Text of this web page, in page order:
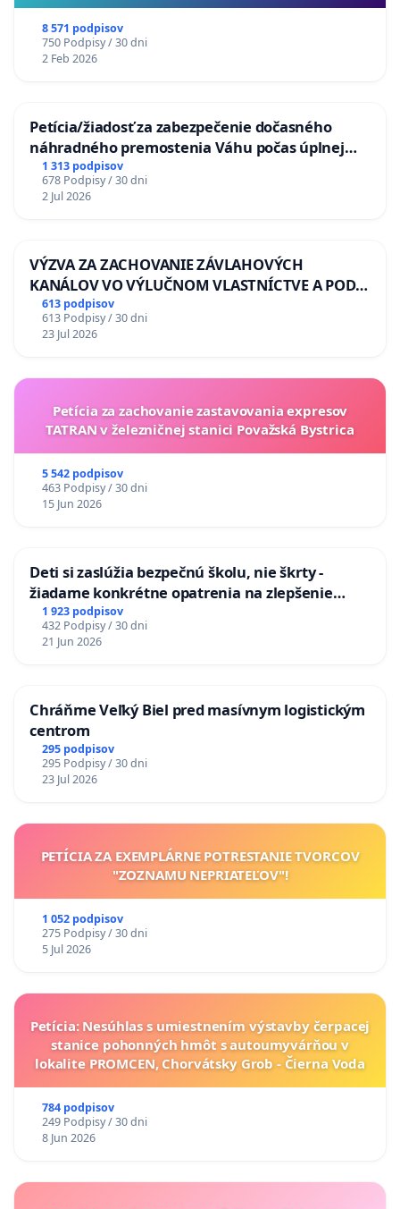
8 571 podpisov
750 Podpisy / 30 dni
2 Feb 2026
Petícia/žiadosť za zabezpečenie dočasného
náhradného premostenia Váhu počas úplnej
uzávery Vážskeho mosta v Komárne
1 313 podpisov
678 Podpisy / 30 dni
2 Jul 2026
VÝZVA ZA ZACHOVANIE ZÁVLAHOVÝCH
KANÁLOV VO VÝLUČNOM VLASTNÍCTVE A POD
KONTROLOU SLOVENSKEJ REPUBLIKY & žiadosť
na riešenie zanedbaného stavu závlahových a
odvodňovacích kanálov na Slovensku
613 podpisov
613 Podpisy / 30 dni
23 Jul 2026
Petícia za zachovanie zastavovania expresov
TATRAN v železničnej stanici Považská Bystrica
5 542 podpisov
463 Podpisy / 30 dni
15 Jun 2026
Deti si zaslúžia bezpečnú školu, nie škrty -
žiadame konkrétne opatrenia na zlepšenie
situácie v školstve
1 923 podpisov
432 Podpisy / 30 dni
21 Jun 2026
Chráňme Veľký Biel pred masívnym logistickým
centrom
295 podpisov
295 Podpisy / 30 dni
23 Jul 2026
PETÍCIA ZA EXEMPLÁRNE POTRESTANIE TVORCOV
"ZOZNAMU NEPRIATEĽOV"!
1 052 podpisov
275 Podpisy / 30 dni
5 Jul 2026
Petícia: Nesúhlas s umiestnením výstavby čerpacej
stanice pohonných hmôt s autoumyvárňou v
lokalite PROMCEN, Chorvátsky Grob - Čierna Voda
784 podpisov
249 Podpisy / 30 dni
8 Jun 2026